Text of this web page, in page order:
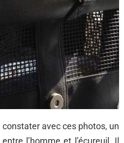
avec ces photos, un
l’homme et l’écureuil. Il